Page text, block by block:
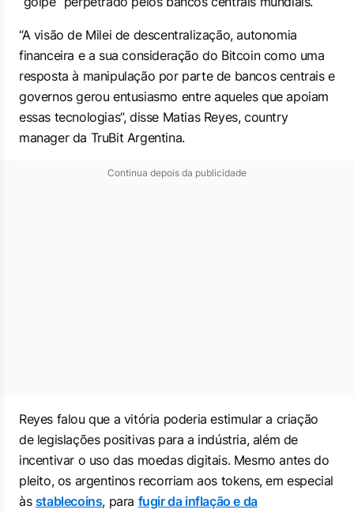
“A visão de Milei de descentralização, autonomia
financeira e a sua consideração do Bitcoin como uma
resposta à manipulação por parte de bancos centrais e
governos gerou entusiasmo entre aqueles que apoiam
essas tecnologias”, disse Matias Reyes, country
manager da TruBit Argentina.
Continua depois da publicidade
Reyes falou que a vitória poderia estimular a criação
de legislações positivas ​​para a indústria, além de
incentivar o uso das moedas digitais. Mesmo antes do
pleito, os argentinos recorriam aos tokens, em especial
às stablecoins, para fugir da inflação e da